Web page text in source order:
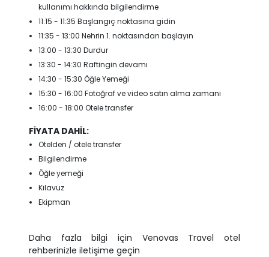
kullanımı hakkında bilgilendirme
11:15 - 11:35 Başlangıç ​​noktasına gidin
11:35 - 13:00 Nehrin 1. noktasından başlayın
13:00 - 13:30 Durdur
13:30 - 14:30 Raftingin devamı
14:30 - 15:30 Öğle Yemeği
15:30 - 16:00 Fotoğraf ve video satın alma zamanı
16:00 - 18:00 Otele transfer
FİYATA DAHİL:
Otelden / otele transfer
Bilgilendirme
Öğle yemeği
Kılavuz
Ekipman
Daha fazla bilgi için Venovas Travel otel
rehberinizle iletişime geçin